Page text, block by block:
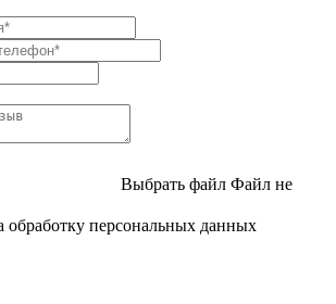
Выбрать файл Файл не
обработку персональных данных